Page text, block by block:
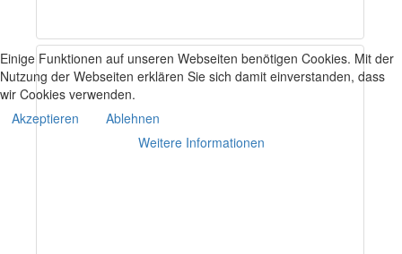
Einige Funktionen auf unseren Webseiten benötigen Cookies. Mit der
Nutzung der Webseiten erklären Sie sich damit einverstanden, dass
wir Cookies verwenden.
Akzeptieren
Ablehnen
Weitere Informationen